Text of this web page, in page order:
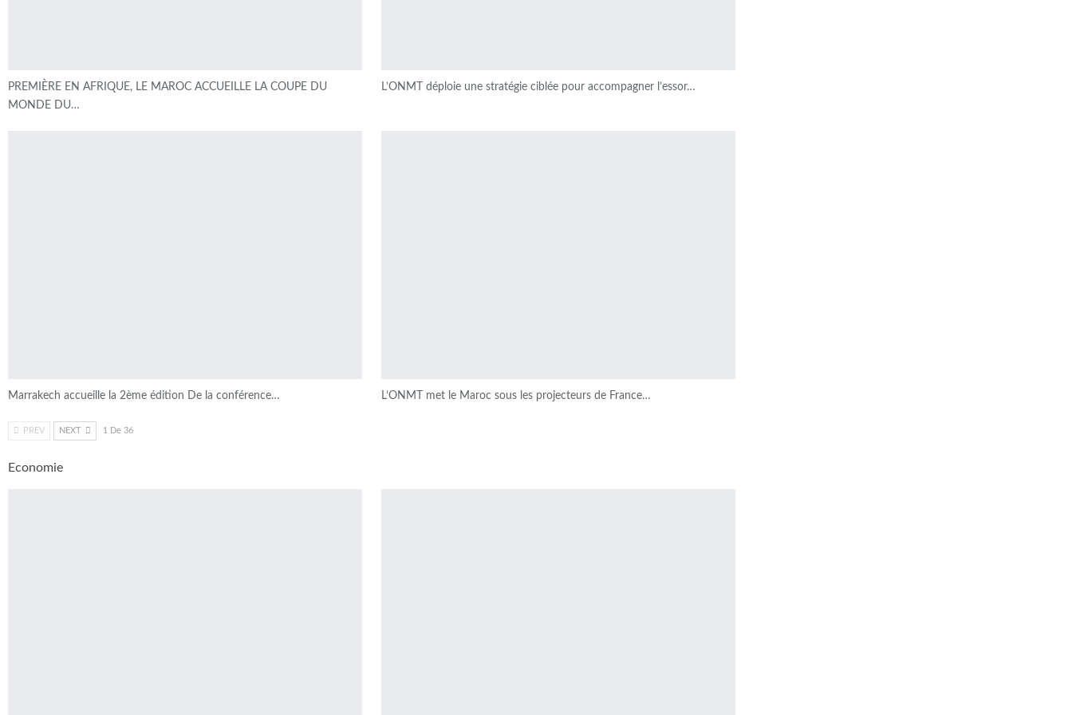
PREMIÈRE EN AFRIQUE, LE MAROC ACCUEILLE LA COUPE DU
MONDE DU…
L’ONMT déploie une stratégie ciblée pour accompagner l’essor…
Marrakech accueille la 2ème édition De la conférence… L’ONMT met le Maroc sous les projecteurs de France…
PREV NEXT 1 De 36
Economie